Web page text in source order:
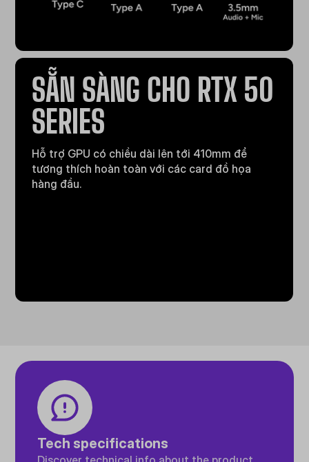
SẴN SÀNG CHO RTX 50
SERIES
Hỗ trợ GPU có chiều dài lên tới 410mm để
tương thích hoàn toàn với các card đồ họa
hàng đầu.
Tech specifications